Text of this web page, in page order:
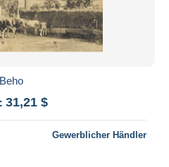
Beho
31,21 $
Gewerblicher Händler